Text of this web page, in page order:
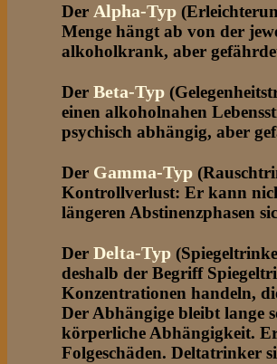
Der Alpha-Typ
Menge hängt ab von der
alkoholkrank, aber
Der Beta-Typ
einen alkoholnahen
psychisch abhängig, aber
Der Gamma-Typ
Kontrollverlust: Er kann
längeren Abstinenzphasen
Der Delta-Typ
deshalb der Begriff
Konzentrationen handeln,
Der Abhängige bleibt lange
körperliche Abhängigkeit.
Folgeschäden. Deltatrinker